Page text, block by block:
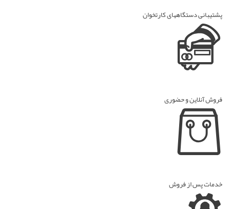
پشتیبانی دستگاههای کارتخوان
فروش آنلاین و حضوری
خدمات پس از فروش